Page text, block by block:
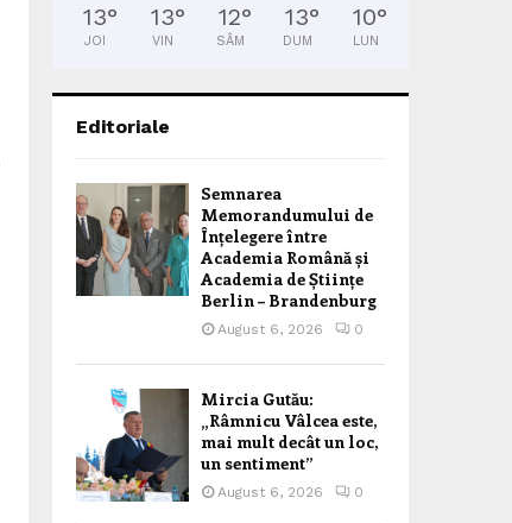
13°
JOI
13°
VIN
12°
SÂM
13°
DUM
10°
LUN
Editoriale
Semnarea
Memorandumului de
Înțelegere între
Academia Română și
Academia de Științe
Berlin – Brandenburg
August 6, 2026 0
Mircia Gutău:
„Râmnicu Vâlcea este,
mai mult decât un loc,
un sentiment”
August 6, 2026 0